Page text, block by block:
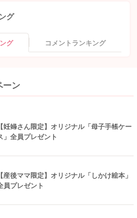
グ
グ コメントランキング
ーン
【妊婦さん限定】オリジナル「母子手帳ケー
」全員プレゼント
【産後ママ限定】オリジナル「しかけ絵本」
員プレゼント